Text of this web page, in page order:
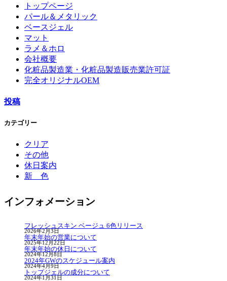
トップページ
パール＆メタリック
ベースジェル
マット
ラメ＆ホロ
会社概要
化粧品製造業・化粧品製造販売業許可証
完全オリジナルOEM
投稿
カテゴリー
クリア
その他
休日案内
新 色
インフォメーション
フレッシュスキン ベージュ 6色リリース
2026年2月3日
年末年始の営業について
2025年12月22日
年末年始の休日について
2024年12月8日
2024年GWのスケジュール案内
2024年4月9日
トップジェルの成分について
2024年1月31日